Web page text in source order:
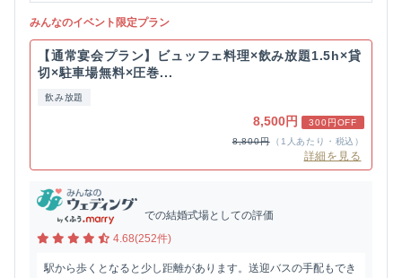
みんなのイベント限定プラン
【通常宴会プラン】ビュッフェ料理×飲み放題1.5h×貸
切×駐車場無料×圧巻...
飲み放題
8,500円
300円OFF
8,800円
（1人あたり・税込）
詳細を見る
での結婚式場としての評価
4.68(252件)
駅から歩くとなると少し距離があります。送迎バスの手配もでき